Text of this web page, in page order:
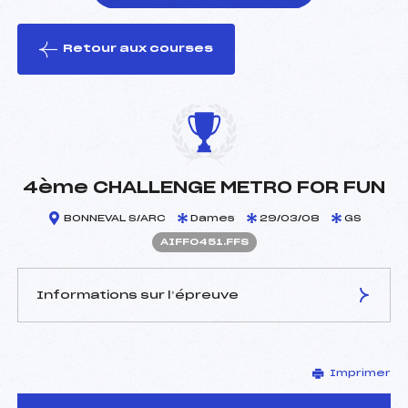
le ski
Retour aux courses
4ème CHALLENGE METRO FOR FUN
BONNEVAL S/ARC Dames 29/03/08 GS
AIFF0451.FFS
Informations sur l’épreuve
PORTE GERARD (IF)
Arbitre :
GARZARO CHRISTIAN (IF)
Imprimer